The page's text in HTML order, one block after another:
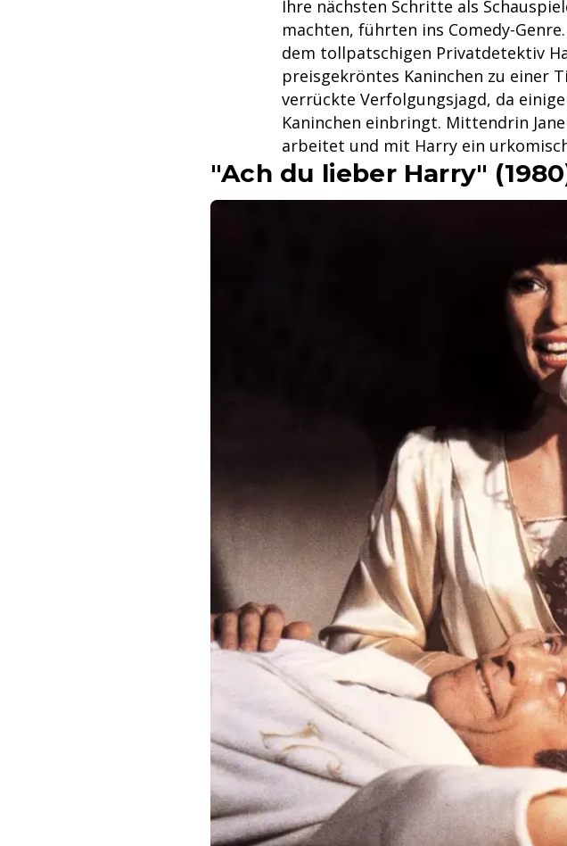
Ihre nächsten Schritte als
machten, führten ins Comedy-
dem tollpatschigen Privatdetektiv
preisgekröntes Kaninchen zu einer
verrückte Verfolgungsjagd, da
Kaninchen einbringt. Mittendrin
arbeitet und mit Harry ein
"Ach du lieber Harry"